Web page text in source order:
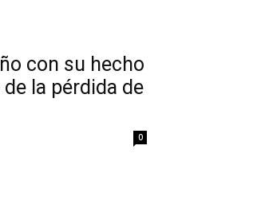
con su hecho
la pérdida de
0